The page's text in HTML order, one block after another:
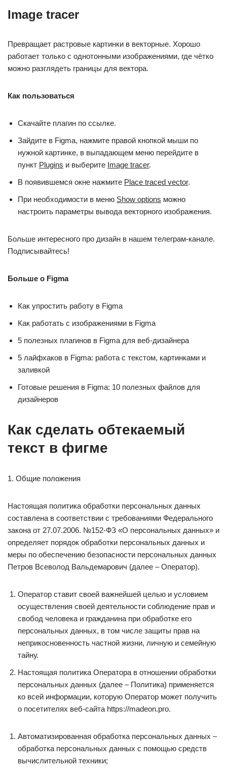
Image tracer
Превращает растровые картинки в векторные. Хорошо
работает только с однотонными изображениями, где чётко
можно разглядеть границы для вектора.
Как пользоваться
Скачайте плагин по ссылке.
Зайдите в Figma, нажмите правой кнопкой мыши по
нужной картинке, в выпадающем меню перейдите в
пункт Plugins и выберите Image tracer.
В появившемся окне нажмите Place traced vector.
При необходимости в меню Show options можно
настроить параметры вывода векторного изображения.
Больше интересного про дизайн в нашем телеграм-канале.
Подписывайтесь!
Больше о Figma
Как упростить работу в Figma
Как работать с изображениями в Figma
5 полезных плагинов в Figma для веб-дизайнера
5 лайфхаков в Figma: работа с текстом, картинками и
заливкой
Готовые решения в Figma: 10 полезных файлов для
дизайнеров
Как сделать обтекаемый
текст в фигме
1. Общие положения
Настоящая политика обработки персональных данных
составлена в соответствии с требованиями Федерального
закона от 27.07.2006. №152-ФЗ «О персональных данных» и
определяет порядок обработки персональных данных и
меры по обеспечению безопасности персональных данных
Петров Всеволод Вальдемарович (далее – Оператор).
Оператор ставит своей важнейшей целью и условием
осуществления своей деятельности соблюдение прав и
свобод человека и гражданина при обработке его
персональных данных, в том числе защиты прав на
неприкосновенность частной жизни, личную и семейную
тайну.
Настоящая политика Оператора в отношении обработки
персональных данных (далее – Политика) применяется
ко всей информации, которую Оператор может получить
о посетителях веб-сайта https://madeon.pro.
Автоматизированная обработка персональных данных –
обработка персональных данных с помощью средств
вычислительной техники;